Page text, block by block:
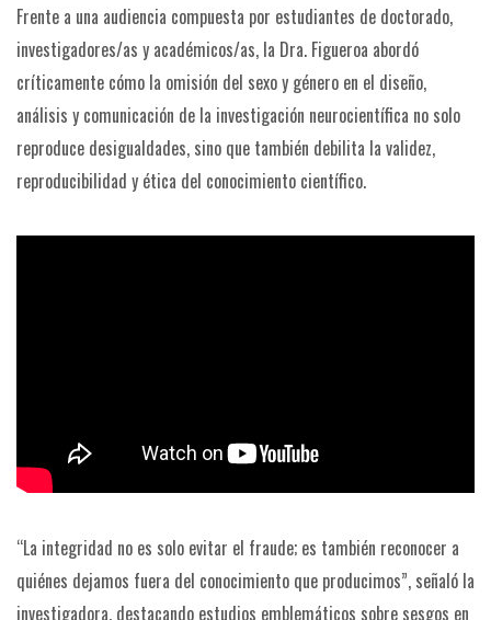
Frente a una audiencia compuesta por estudiantes de doctorado,
investigadores/as y académicos/as, la Dra. Figueroa abordó
críticamente cómo la omisión del sexo y género en el diseño,
análisis y comunicación de la investigación neurocientífica no solo
reproduce desigualdades, sino que también debilita la validez,
reproducibilidad y ética del conocimiento científico.
“La integridad no es solo evitar el fraude; es también reconocer a
quiénes dejamos fuera del conocimiento que producimos”, señaló la
investigadora, destacando estudios emblemáticos sobre sesgos en